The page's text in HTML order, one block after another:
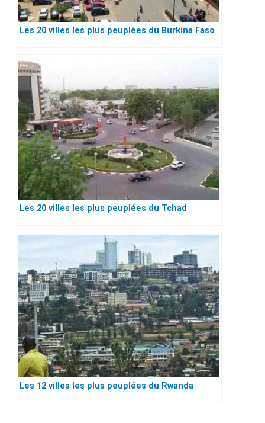
Les 20 villes les plus peuplées du Burkina Faso
Les 20 villes les plus peuplées du Tchad
Les 12 villes les plus peuplées du Rwanda